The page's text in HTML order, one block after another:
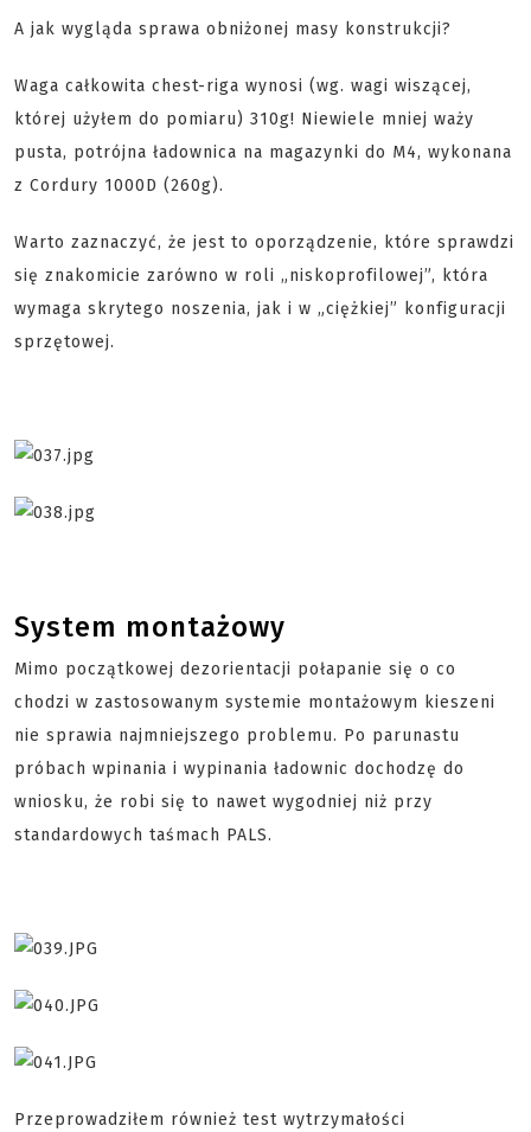
A jak wygląda sprawa obniżonej masy konstrukcji?
Waga całkowita chest-riga wynosi (wg. wagi wiszącej,
której użyłem do pomiaru) 310g! Niewiele mniej waży
pusta, potrójna ładownica na magazynki do M4, wykonana
z Cordury 1000D (260g).
Warto zaznaczyć, że jest to oporządzenie, które sprawdzi
się znakomicie zarówno w roli „niskoprofilowej”, która
wymaga skrytego noszenia, jak i w „ciężkiej” konfiguracji
sprzętowej.
System montażowy
Mimo początkowej dezorientacji połapanie się o co
chodzi w zastosowanym systemie montażowym kieszeni
nie sprawia najmniejszego problemu. Po parunastu
próbach wpinania i wypinania ładownic dochodzę do
wniosku, że robi się to nawet wygodniej niż przy
standardowych taśmach PALS.
Przeprowadziłem również test wytrzymałości